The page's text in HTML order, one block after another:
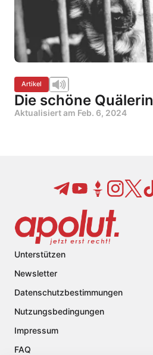
Artikel
Die schöne Quälerin
Aktualisiert am Feb. 6, 2024
Unterstützen
Newsletter
Datenschutzbestimmungen
Nutzungsbedingungen
Impressum
FAQ